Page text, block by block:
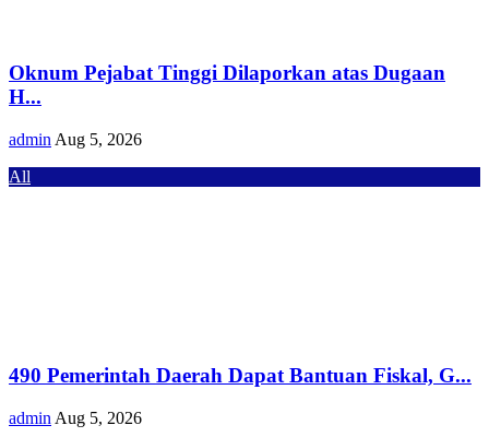
Oknum Pejabat Tinggi Dilaporkan atas Dugaan
H...
admin Aug 5, 2026
All
490 Pemerintah Daerah Dapat Bantuan Fiskal, G...
admin Aug 5, 2026